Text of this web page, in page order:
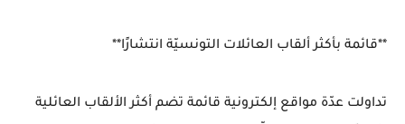
**قائمة بأكثر ألقاب العائلات التونسيّة انتشارًا**
تداولت عدّة مواقع إلكترونية قائمة تضم أكثر الألقاب العائلية